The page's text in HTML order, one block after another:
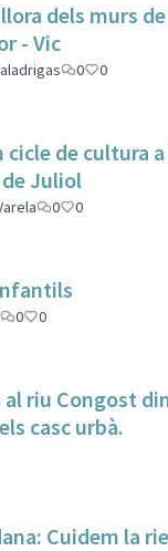
dels murs
- Vic
0 0
de cultura
Juliol
0 0
0 0
riu Congost
casc urbà.
Cuidem la